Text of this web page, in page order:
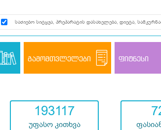
გამომთვლელები ფიტნესი
193117
უფასო კითხვა